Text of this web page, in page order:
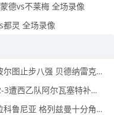
德vs不莱梅 全场录像
灵 全场录像
2026年01月15日 葡杯-本菲卡0-1波尔图止步八强 贝德纳雷克制胜帕夫利季斯失良机
2026年01月15日 爆冷出局！皇马2-3遭西乙队阿尔瓦塞特补时绝杀 无缘国王杯8强
2026年01月14日 国王杯-马竞1-0拉科鲁尼亚 格列兹曼十分角任意球破门+远射中横梁